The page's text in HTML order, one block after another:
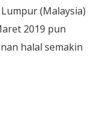
(Malaysia)
2019 pun
halal semakin